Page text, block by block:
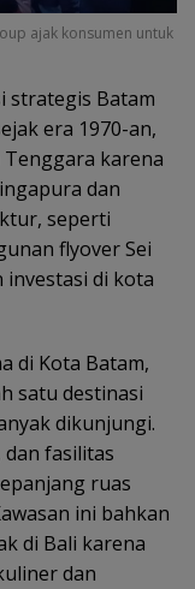
ajak konsumen untuk
strategis Batam
era 1970-an,
Tenggara karena
dan
seperti
flyover Sei
di kota
di Kota Batam,
satu destinasi
dikunjungi.
fasilitas
ruas
ini bahkan
di Bali karena
dan